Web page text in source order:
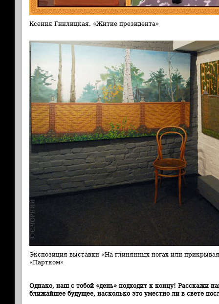
Ксения Гнилицкая. «Житие президента»
Экспозиция выставки «На глинянных ногах или
«Партком»
Однако, наш с тобой «день» подходит к концу! Расскажи
ближайшее будущее, насколько это уместно ли в свете